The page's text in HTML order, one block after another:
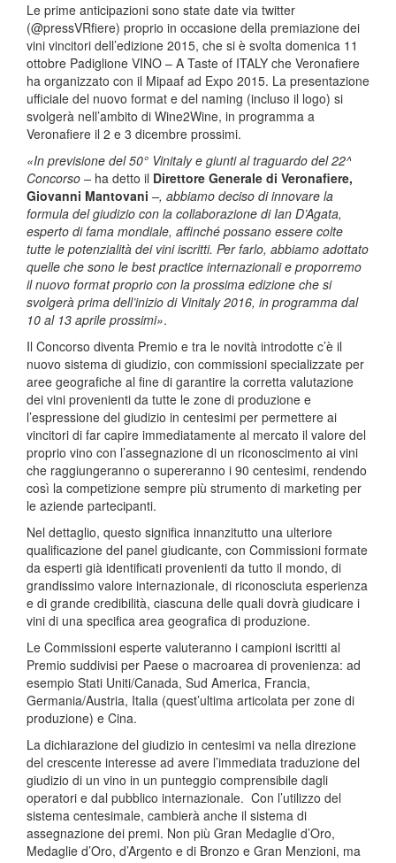
Le prime anticipazioni sono state date via twitter
(@pressVRfiere) proprio in occasione della premiazione dei
vini vincitori dell’edizione 2015, che si è svolta domenica 11
ottobre Padiglione VINO – A Taste of ITALY che Veronafiere
ha organizzato con il Mipaaf ad Expo 2015. La presentazione
ufficiale del nuovo format e del naming (incluso il logo) si
svolgerà nell’ambito di Wine2Wine, in programma a
Veronafiere il 2 e 3 dicembre prossimi.
«In previsione del 50° Vinitaly e giunti al traguardo del 22^
Concorso – ha detto il Direttore Generale di Veronafiere,
Giovanni Mantovani –, abbiamo deciso di innovare la
formula del giudizio con la collaborazione di Ian D’Agata,
esperto di fama mondiale, affinché possano essere colte
tutte le potenzialità dei vini iscritti. Per farlo, abbiamo adottato
quelle che sono le best practice internazionali e proporremo
il nuovo format proprio con la prossima edizione che si
svolgerà prima dell’inizio di Vinitaly 2016, in programma dal
10 al 13 aprile prossimi».
Il Concorso diventa Premio e tra le novità introdotte c’è il
nuovo sistema di giudizio, con commissioni specializzate per
aree geografiche al fine di garantire la corretta valutazione
dei vini provenienti da tutte le zone di produzione e
l’espressione del giudizio in centesimi per permettere ai
vincitori di far capire immediatamente al mercato il valore del
proprio vino con l’assegnazione di un riconoscimento ai vini
che raggiungeranno o supereranno i 90 centesimi, rendendo
così la competizione sempre più strumento di marketing per
le aziende partecipanti.
Nel dettaglio, questo significa innanzitutto una ulteriore
qualificazione del panel giudicante, con Commissioni formate
da esperti già identificati provenienti da tutto il mondo, di
grandissimo valore internazionale, di riconosciuta esperienza
e di grande credibilità, ciascuna delle quali dovrà giudicare i
vini di una specifica area geografica di produzione.
Le Commissioni esperte valuteranno i campioni iscritti al
Premio suddivisi per Paese o macroarea di provenienza: ad
esempio Stati Uniti/Canada, Sud America, Francia,
Germania/Austria, Italia (quest’ultima articolata per zone di
produzione) e Cina.
La dichiarazione del giudizio in centesimi va nella direzione
del crescente interesse ad avere l’immediata traduzione del
giudizio di un vino in un punteggio comprensibile dagli
operatori e dal pubblico internazionale. Con l’utilizzo del
sistema centesimale, cambierà anche il sistema di
assegnazione dei premi. Non più Gran Medaglie d’Oro,
Medaglie d’Oro, d’Argento e di Bronzo e Gran Menzioni, ma